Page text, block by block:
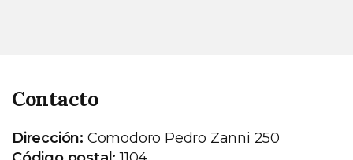
Contacto
Dirección: Comodoro Pedro Zanni 250